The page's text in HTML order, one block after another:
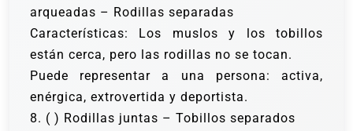
arqueadas – Rodillas separadas
Características: Los muslos y los tobillos
están cerca, pero las rodillas no se tocan.
Puede representar a una persona: activa,
enérgica, extrovertida y deportista.
8. ( ) Rodillas juntas – Tobillos separados